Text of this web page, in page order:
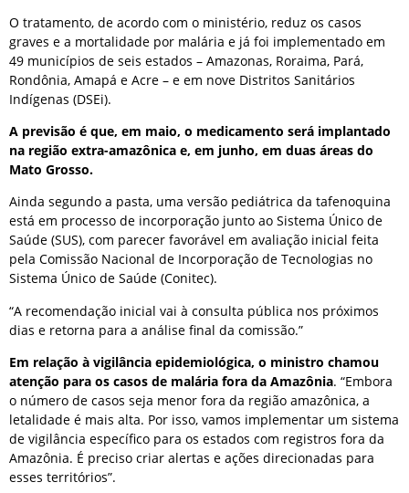
O tratamento, de acordo com o ministério, reduz os casos
graves e a mortalidade por malária e já foi implementado em
49 municípios de seis estados – Amazonas, Roraima, Pará,
Rondônia, Amapá e Acre – e em nove Distritos Sanitários
Indígenas (DSEi).
A previsão é que, em maio, o medicamento será implantado
na região extra-amazônica e, em junho, em duas áreas do
Mato Grosso.
Ainda segundo a pasta, uma versão pediátrica da tafenoquina
está em processo de incorporação junto ao Sistema Único de
Saúde (SUS), com parecer favorável em avaliação inicial feita
pela Comissão Nacional de Incorporação de Tecnologias no
Sistema Único de Saúde (Conitec).
“A recomendação inicial vai à consulta pública nos próximos
dias e retorna para a análise final da comissão.”
Em relação à vigilância epidemiológica, o ministro chamou
atenção para os casos de malária fora da Amazônia. “Embora
o número de casos seja menor fora da região amazônica, a
letalidade é mais alta. Por isso, vamos implementar um sistema
de vigilância específico para os estados com registros fora da
Amazônia. É preciso criar alertas e ações direcionadas para
esses territórios”.